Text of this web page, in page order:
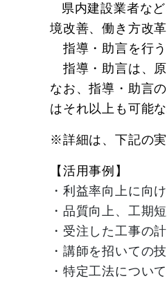
県内建設業者な
境改善、働き方改
指導・助言を行
指導・助言は、原
なお、指導・助言
はそれ以上も可能
※詳細は、下記の実
【活用事例】
・利益率向上に向
・品質向上、工期
・受注した工事の
・講師を招いての
・特定工法につい